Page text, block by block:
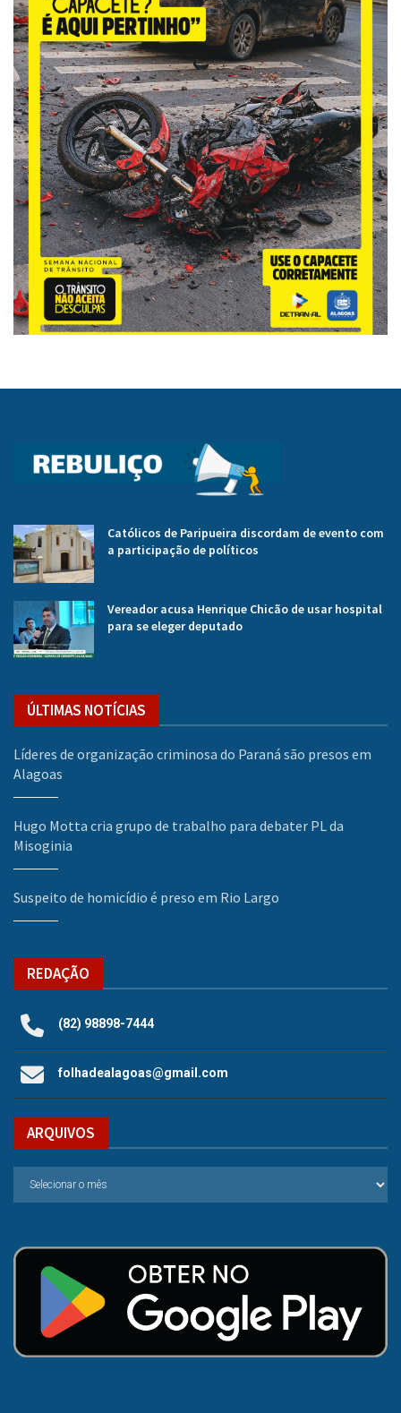
Católicos de Paripueira discordam de evento com
a participação de políticos
Vereador acusa Henrique Chicão de usar hospital
para se eleger deputado
ÚLTIMAS NOTÍCIAS
Líderes de organização criminosa do Paraná são presos em
Alagoas
Hugo Motta cria grupo de trabalho para debater PL da
Misoginia
Suspeito de homicídio é preso em Rio Largo
REDAÇÃO
(82) 98898-7444
folhadealagoas@gmail.com
ARQUIVOS